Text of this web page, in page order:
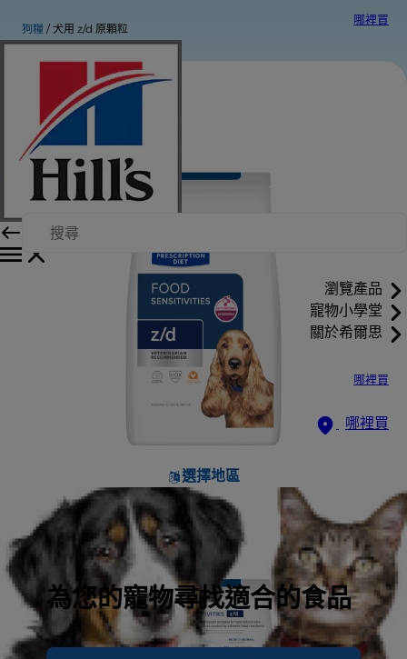
哪裡買
瀏覽產品
寵物小學堂
關於希爾思
哪裡買
哪裡買
選擇地區
為您的寵物尋找適合的食品
狗糧 犬用 z/d 原顆粒